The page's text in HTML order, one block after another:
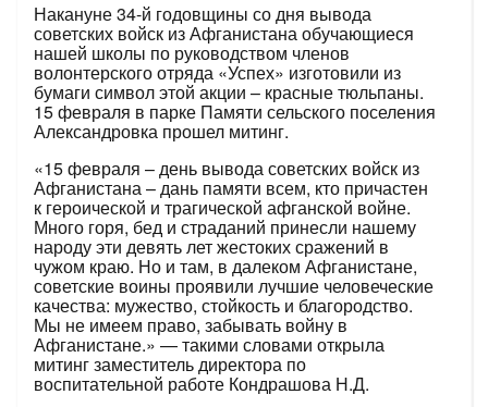
Накануне 34-й годовщины со дня вывода
советских войск из Афганистана обучающиеся
нашей школы по руководством членов
волонтерского отряда «Успех» изготовили из
бумаги символ этой акции – красные тюльпаны.
15 февраля в парке Памяти сельского поселения
Александровка прошел митинг.
«15 февраля – день вывода советских войск из
Афганистана – дань памяти всем, кто причастен
к героической и трагической афганской войне.
Много горя, бед и страданий принесли нашему
народу эти девять лет жестоких сражений в
чужом краю. Но и там, в далеком Афганистане,
советские воины проявили лучшие человеческие
качества: мужество, стойкость и благородство.
Мы не имеем право, забывать войну в
Афганистане.» — такими словами открыла
митинг заместитель директора по
воспитательной работе Кондрашова Н.Д.